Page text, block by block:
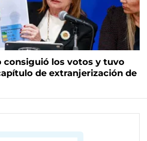
consiguió los votos y tuvo
de extranjerización de